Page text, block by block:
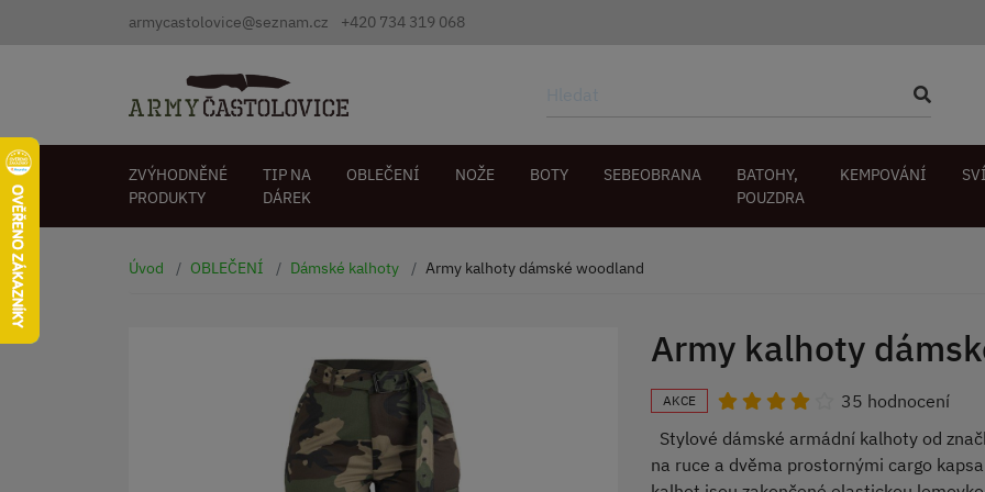
armycastolovice@seznam.cz +420 734 319 068
ZVÝHODNĚNÉ
PRODUKTY
TIP NA
DÁREK
OBLEČENÍ NOŽE BOTY SEBEOBRANA
BATOHY,
POUZDRA
KEMPOVÁNÍ
Úvod OBLEČENÍ Dámské kalhoty Army kalhoty dámské woodland
Army kalhoty
AKCE
35 hodnocení
Stylové dámské armádní kalhoty od
na ruce a dvěma prostornými cargo